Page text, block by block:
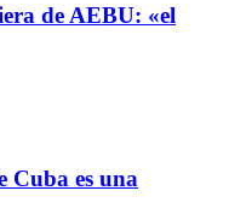
de AEBU: «el
Cuba es una